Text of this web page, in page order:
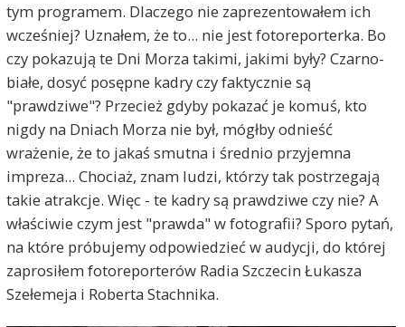
tym programem. Dlaczego nie zaprezentowałem ich
wcześniej? Uznałem, że to... nie jest fotoreporterka. Bo
czy pokazują te Dni Morza takimi, jakimi były? Czarno-
białe, dosyć posępne kadry czy faktycznie są
"prawdziwe"? Przecież gdyby pokazać je komuś, kto
nigdy na Dniach Morza nie był, mógłby odnieść
wrażenie, że to jakaś smutna i średnio przyjemna
impreza... Chociaż, znam ludzi, którzy tak postrzegają
takie atrakcje. Więc - te kadry są prawdziwe czy nie? A
właściwie czym jest "prawda" w fotografii? Sporo pytań,
na które próbujemy odpowiedzieć w audycji, do której
zaprosiłem fotoreporterów Radia Szczecin Łukasza
Szełemeja i Roberta Stachnika.